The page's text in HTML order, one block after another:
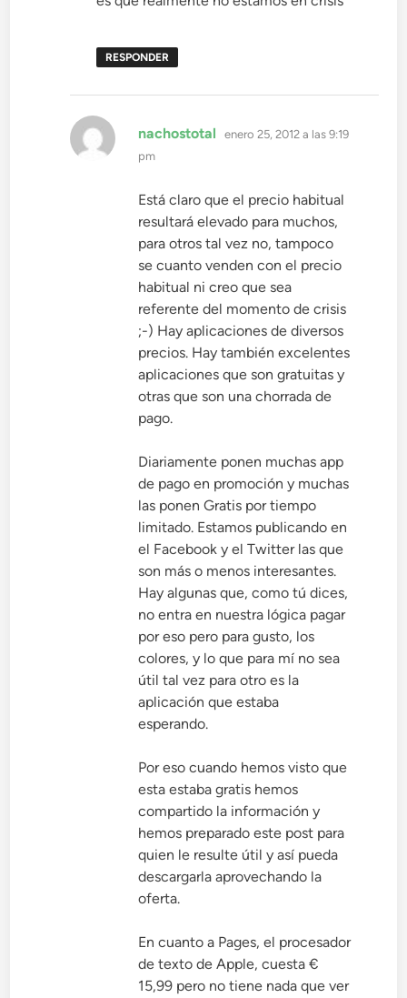
RESPONDER
nachostotal dice:
enero 25, 2012 a las 9:19
pm
Está claro que el precio habitual
resultará elevado para muchos,
para otros tal vez no, tampoco
se cuanto venden con el precio
habitual ni creo que sea
referente del momento de crisis
;-) Hay aplicaciones de diversos
precios. Hay también excelentes
aplicaciones que son gratuitas y
otras que son una chorrada de
pago.
Diariamente ponen muchas app
de pago en promoción y muchas
las ponen Gratis por tiempo
limitado. Estamos publicando en
el Facebook y el Twitter las que
son más o menos interesantes.
Hay algunas que, como tú dices,
no entra en nuestra lógica pagar
por eso pero para gusto, los
colores, y lo que para mí no sea
útil tal vez para otro es la
aplicación que estaba
esperando.
Por eso cuando hemos visto que
esta estaba gratis hemos
compartido la información y
hemos preparado este post para
quien le resulte útil y así pueda
descargarla aprovechando la
oferta.
En cuanto a Pages, el procesador
de texto de Apple, cuesta €
15,99 pero no tiene nada que ver